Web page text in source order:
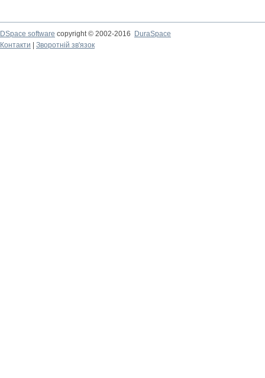
DSpace software copyright © 2002-2016
DuraSpace
Контакти
Зворотній зв'язок